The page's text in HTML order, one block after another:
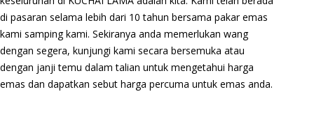
di pasaran selama lebih dari 10 tahun bersama pakar emas
kami samping kami. Sekiranya anda memerlukan wang
dengan segera, kunjungi kami secara bersemuka atau
dengan janji temu dalam talian untuk mengetahui harga
emas dan dapatkan sebut harga percuma untuk emas anda.